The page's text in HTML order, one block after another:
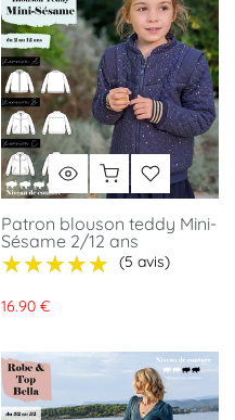
Patron blouson teddy Mini-
Sésame 2/12 ans
★★★★★
★★★★★ (5 avis)
16.90 €